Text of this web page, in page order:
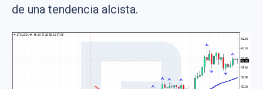
de una tendencia alcista.